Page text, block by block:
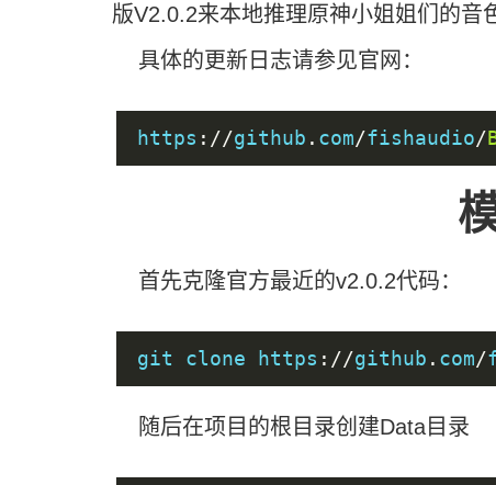
版V2.0.2来本地推理原神小姐姐们的音
具体的更新日志请参见官网：
https ://github . com/fishaudio/
首先克隆官方最近的v2.0.2代码：
git clone https ://github . com/
随后在项目的根目录创建Data目录